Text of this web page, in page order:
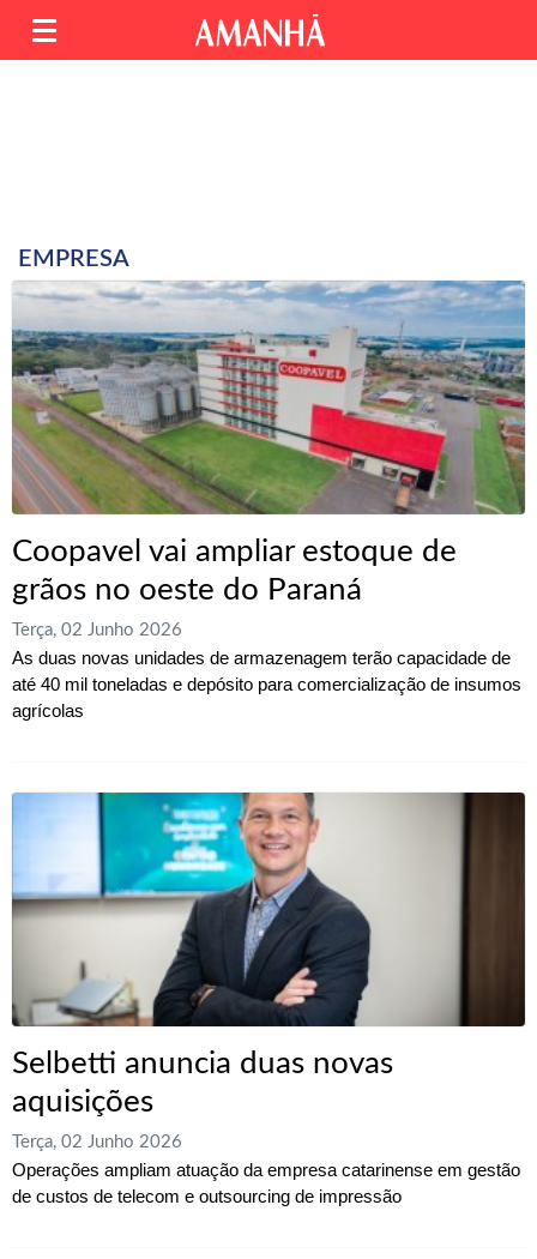
EMPRESA
Coopavel vai ampliar estoque de
grãos no oeste do Paraná
Terça, 02 Junho 2026
As duas novas unidades de armazenagem terão capacidade de
até 40 mil toneladas e depósito para comercialização de insumos
agrícolas
Selbetti anuncia duas novas
aquisições
Terça, 02 Junho 2026
Operações ampliam atuação da empresa catarinense em gestão
de custos de telecom e outsourcing de impressão